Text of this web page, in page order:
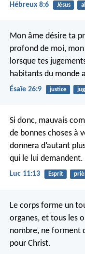
Hébreux 8:6 Jésus
Mon âme désire ta
profond de moi,
lorsque tes
habitants du monde
Ésaïe 26:9 justice
Si donc, mauvais
de bonnes choses à
donnera d’autant
qui le lui demandent.
Luc 11:13 Esprit
Le corps forme un
organes, et tous les
nombre, ne forment
pour Christ.